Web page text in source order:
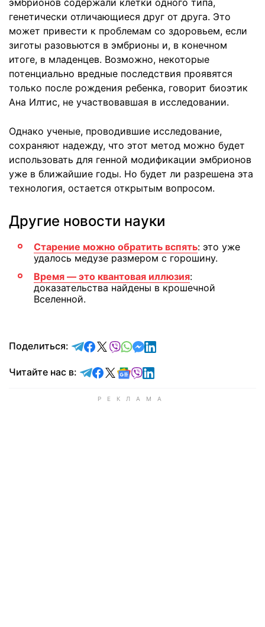
эмбрионов содержали клетки одного типа,
генетически отличающиеся друг от друга. Это
может привести к проблемам со здоровьем, если
зиготы разовьются в эмбрионы и, в конечном
итоге, в младенцев. Возможно, некоторые
потенциально вредные последствия проявятся
только после рождения ребенка, говорит биоэтик
Ана Илтис, не участвовавшая в исследовании.
Однако ученые, проводившие исследование,
сохраняют надежду, что этот метод можно будет
использовать для генной модификации эмбрионов
уже в ближайшие годы. Но будет ли разрешена эта
технология, остается открытым вопросом.
Другие новости науки
Старение можно обратить вспять: это уже
удалось медузе размером с горошину.
Время — это квантовая иллюзия:
доказательства найдены в крошечной
Вселенной.
Поделиться: отправить в Telegram
поделиться в Facebook
поделиться в X
отправить в Viber
отправить в Whatsapp
отправить в Messenger
отправить в LinkedIn
Читайте нас в: Читайте в Telegram
Читайте в Facebook
Читайте в X
Читайте в Google news
Читайте в Viber
Читайте в LinkedIn